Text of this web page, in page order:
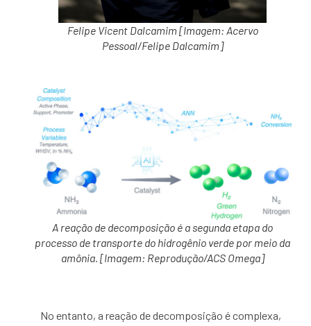
Felipe Vicent Dalcamim [Imagem: Acervo
Pessoal/Felipe Dalcamim]
A reação de decomposição é a segunda etapa do
processo de transporte do hidrogênio verde por meio da
amônia. [Imagem: Reprodução/ACS Omega]
No entanto, a reação de decomposição é complexa,